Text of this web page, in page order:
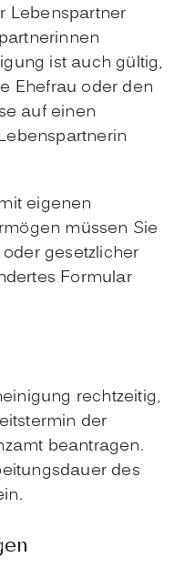
Lebenspartner
ist auch gültig,
Ehefrau oder den
auf einen
eigenen
müssen Sie
gesetzlicher
Formular
rechtzeitig,
der
beantragen.
des